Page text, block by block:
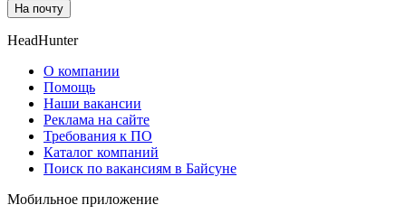
На почту
HeadHunter
О компании
Помощь
Наши вакансии
Реклама на сайте
Требования к ПО
Каталог компаний
Поиск по вакансиям в Байсуне
Мобильное приложение